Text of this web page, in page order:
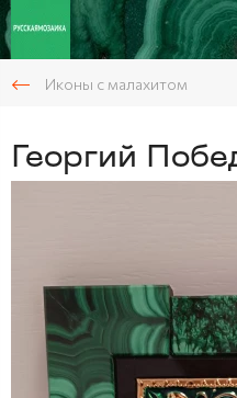
Иконы с малахитом
Георгий